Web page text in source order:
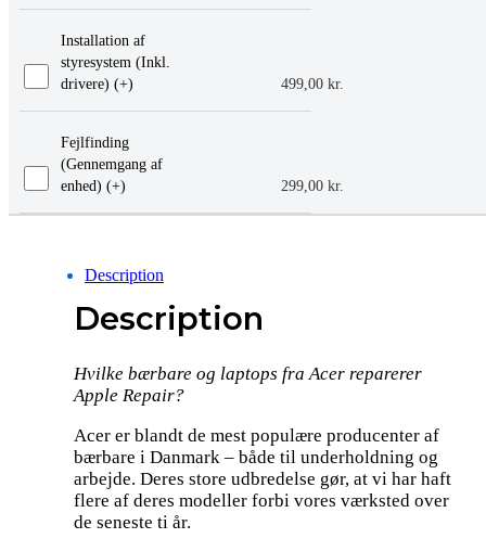
Installation af
styresystem (Inkl.
drivere) (+
499,00 kr.
)
Fejlfinding
(Gennemgang af
enhed) (+
299,00 kr.
)
Description
Description
Hvilke bærbare og laptops fra Acer reparerer
Apple Repair?
Acer er blandt de mest populære producenter af
bærbare i Danmark – både til underholdning og
arbejde. Deres store udbredelse gør, at vi har haft
flere af deres modeller forbi vores værksted over
de seneste ti år.